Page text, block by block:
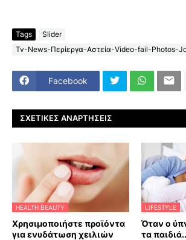
Tags
Slider
Tv-News-Περίεργα-Αστεία-Video-fail-Photos-
Facebook
ΣΧΕΤΙΚΈΣ ΑΝΑΡΤΉΣΕΙΣ
HEALTH BEAUTY
Χρησιμοποιήστε προϊόντα
για ενυδάτωση χειλιών
LIFESTYLE
Όταν ο
τα